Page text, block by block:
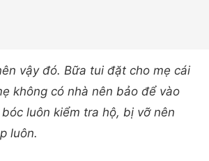
vậy đó. Bữa tui đặt cho mẹ cái
không có nhà nên bảo để vào
luôn kiểm tra hộ, bị vỡ nên
luôn.